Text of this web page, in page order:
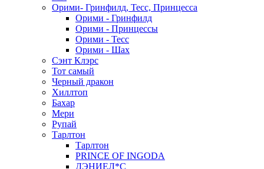
Орими- Гринфилд, Тесс, Принцесса
Орими - Гринфилд
Орими - Принцессы
Орими - Тесс
Орими - Шах
Сэнт Клэрс
Тот самый
Черный дракон
Хиллтоп
Бахар
Мери
Рупай
Тарлтон
Тарлтон
PRINCE OF INGODA
ДЭНИЕЛ*С